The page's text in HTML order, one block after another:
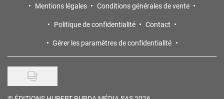
Mentions légales
Conditions générales de vente
Politique de confidentialité
Contact
Gérer les paramètres de confidentialité